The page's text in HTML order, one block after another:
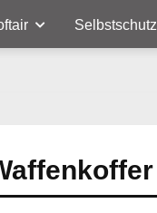
Selbstschutz